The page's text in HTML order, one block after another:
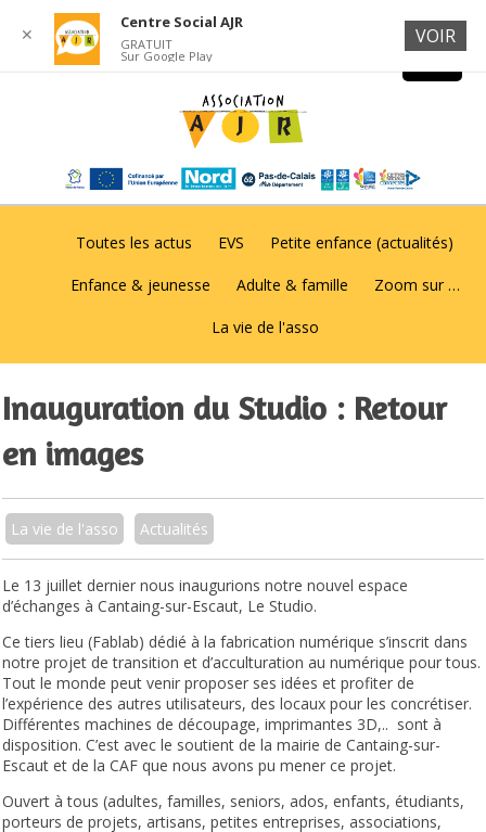
Toutes les actus EVS Petite enfance (actualités)
Enfance & jeunesse Adulte & famille Zoom sur …
La vie de l'asso
Inauguration du Studio : Retour
en images
La vie de l'asso Actualités
Le 13 juillet dernier nous inaugurions notre nouvel espace
d’échanges à Cantaing-sur-Escaut, Le Studio.
Ce tiers lieu (Fablab) dédié à la fabrication numérique s’inscrit dans
notre projet de transition et d’acculturation au numérique pour tous.
Tout le monde peut venir proposer ses idées et profiter de
l’expérience des autres utilisateurs, des locaux pour les concrétiser.
Différentes machines de découpage, imprimantes 3D,.. sont à
disposition. C’est avec le soutient de la mairie de Cantaing-sur-
Escaut et de la CAF que nous avons pu mener ce projet.
Ouvert à tous (adultes, familles, seniors, ados, enfants, étudiants,
porteurs de projets, artisans, petites entreprises, associations,
✕
Centre Social AJR
GRATUIT
Sur Google Play
VOIR